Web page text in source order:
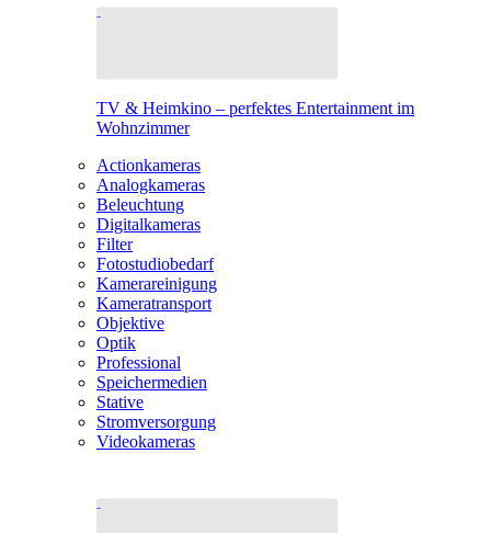
TV & Heimkino – perfektes Entertainment im
Wohnzimmer
Actionkameras
Analogkameras
Beleuchtung
Digitalkameras
Filter
Fotostudiobedarf
Kamerareinigung
Kameratransport
Objektive
Optik
Professional
Speichermedien
Stative
Stromversorgung
Videokameras